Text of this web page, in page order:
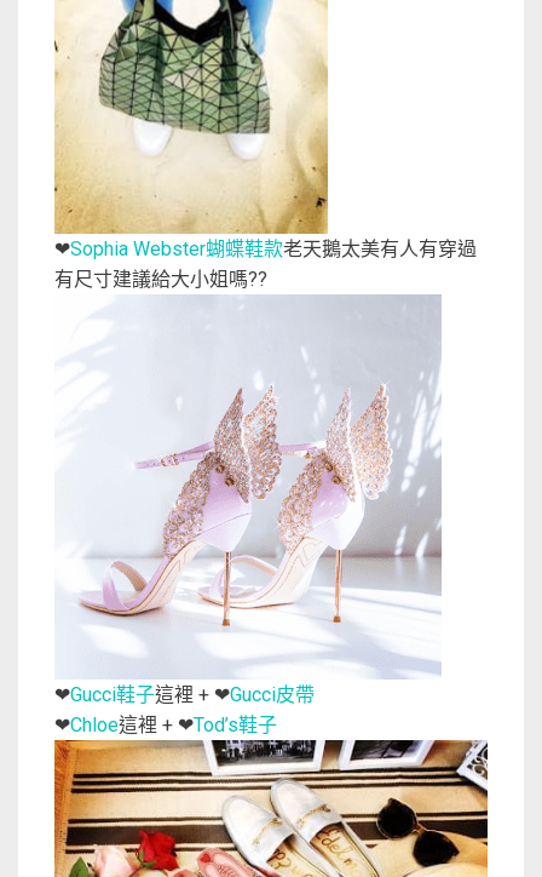
❤Sophia Webster蝴蝶鞋款老天鵝太美有人有穿過
有尺寸建議給大小姐嗎??
❤Gucci鞋子這裡 + ❤Gucci皮帶
❤Chloe這裡 + ❤Tod’s鞋子